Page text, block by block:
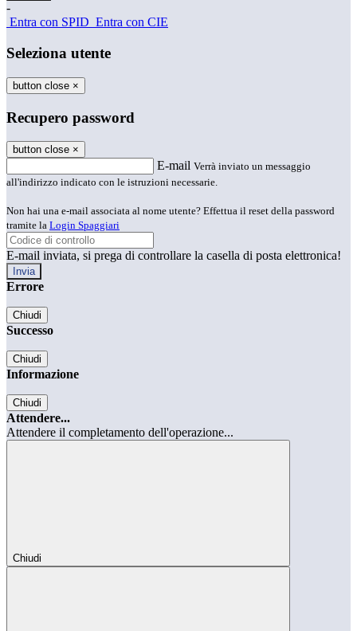
-
Entra con SPID Entra con CIE
Seleziona utente
button close ×
Recupero password
button close ×
E-mail Verrà inviato un messaggio
all'indirizzo indicato con le istruzioni necessarie.
Non hai una e-mail associata al nome utente? Effettua il reset della password
tramite la Login Spaggiari
E-mail inviata, si prega di controllare la casella di posta elettronica!
Errore
Chiudi
Successo
Chiudi
Informazione
Chiudi
Attendere...
Attendere il completamento dell'operazione...
Chiudi